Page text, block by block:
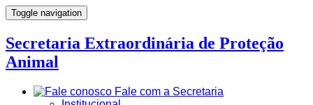
Toggle navigation
Secretaria Extraordinária de Proteção
Animal
Fale com a Secretaria